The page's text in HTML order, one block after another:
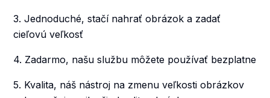
3. Jednoduché, stačí nahrať obrázok a zadať
cieľovú veľkosť
4. Zadarmo, našu službu môžete používať bezplatne
5. Kvalita, náš nástroj na zmenu veľkosti obrázkov